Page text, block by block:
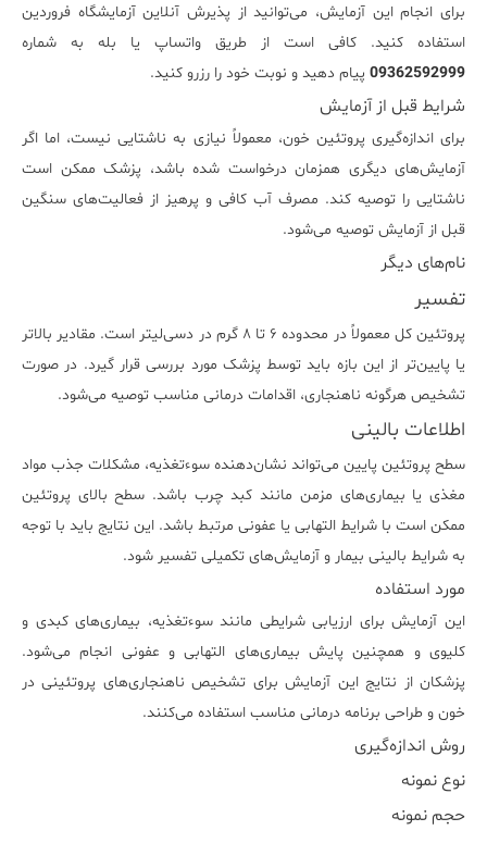
برای انجام این آزمایش، می‌توانید از پذیرش آنلاین آزمایشگاه فروردین
استفاده کنید. کافی است از طریق واتساپ یا بله به شماره
09362592999 پیام دهید و نوبت خود را رزرو کنید.
شرایط قبل از آزمایش
برای اندازه‌گیری پروتئین خون، معمولاً نیازی به ناشتایی نیست، اما اگر
آزمایش‌های دیگری همزمان درخواست شده باشد، پزشک ممکن است
ناشتایی را توصیه کند. مصرف آب کافی و پرهیز از فعالیت‌های سنگین
قبل از آزمایش توصیه می‌شود.
نام‌های دیگر
تفسیر
پروتئین کل معمولاً در محدوده ۶ تا ۸ گرم در دسی‌لیتر است. مقادیر بالاتر
یا پایین‌تر از این بازه باید توسط پزشک مورد بررسی قرار گیرد. در صورت
تشخیص هرگونه ناهنجاری، اقدامات درمانی مناسب توصیه می‌شود.
اطلاعات بالینی
سطح پروتئین پایین می‌تواند نشان‌دهنده سوءتغذیه، مشکلات جذب مواد
مغذی یا بیماری‌های مزمن مانند کبد چرب باشد. سطح بالای پروتئین
ممکن است با شرایط التهابی یا عفونی مرتبط باشد. این نتایج باید با توجه
به شرایط بالینی بیمار و آزمایش‌های تکمیلی تفسیر شود.
مورد استفاده
این آزمایش برای ارزیابی شرایطی مانند سوءتغذیه، بیماری‌های کبدی و
کلیوی و همچنین پایش بیماری‌های التهابی و عفونی انجام می‌شود.
پزشکان از نتایج این آزمایش برای تشخیص ناهنجاری‌های پروتئینی در
خون و طراحی برنامه درمانی مناسب استفاده می‌کنند.
روش اندازه‌گیری
نوع نمونه
حجم نمونه